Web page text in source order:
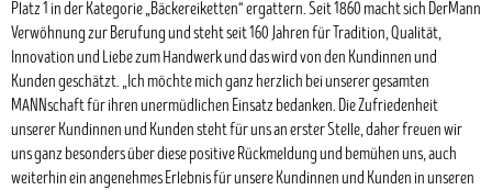
Platz 1 in der Kategorie „Bäckereiketten“ ergattern. Seit 1860 macht sich DerMann
Verwöhnung zur Berufung und steht seit 160 Jahren für Tradition, Qualität,
Innovation und Liebe zum Handwerk und das wird von den Kundinnen und
Kunden geschätzt. „Ich möchte mich ganz herzlich bei unserer gesamten
MANNschaft für ihren unermüdlichen Einsatz bedanken. Die Zufriedenheit
unserer Kundinnen und Kunden steht für uns an erster Stelle, daher freuen wir
uns ganz besonders über diese positive Rückmeldung und bemühen uns, auch
weiterhin ein angenehmes Erlebnis für unsere Kundinnen und Kunden in unseren